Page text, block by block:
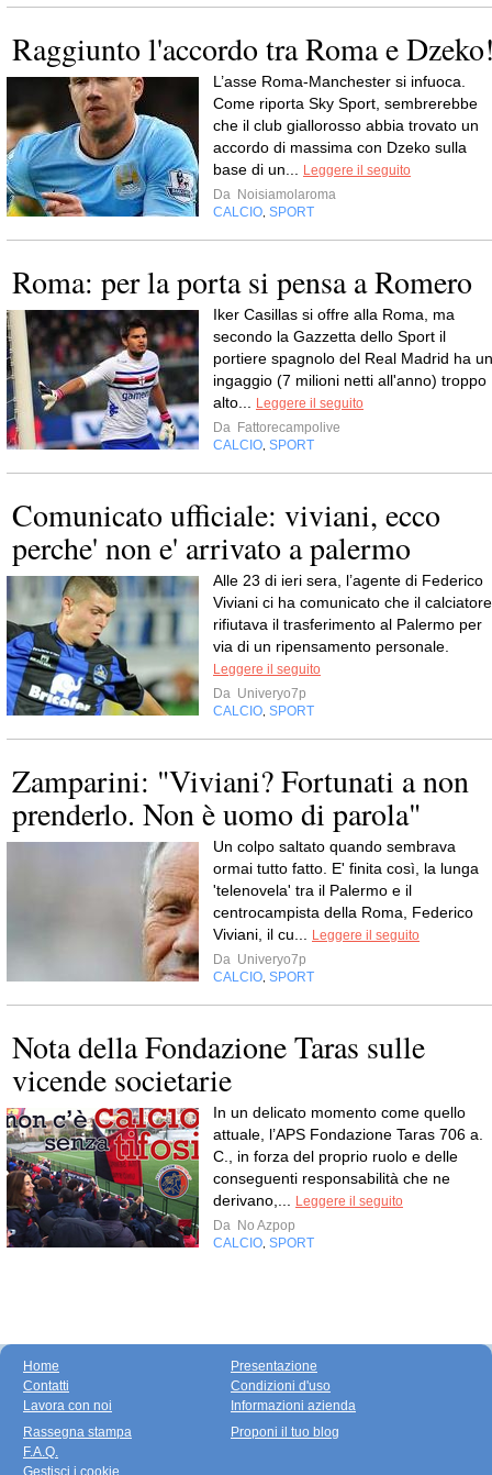
Raggiunto l'accordo tra Roma e
L’asse Roma-Manchester si infuoca.
Come riporta Sky Sport, sembrerebbe
che il club giallorosso abbia trovato un
accordo di massima con Dzeko sulla
base di un... Leggere il seguito
Da Noisiamolaroma
CALCIO, SPORT
Roma: per la porta si pensa a Romero
Iker Casillas si offre alla Roma, ma
secondo la Gazzetta dello Sport il
portiere spagnolo del Real Madrid ha un
ingaggio (7 milioni netti all'anno) troppo
alto... Leggere il seguito
Da Fattorecampolive
CALCIO, SPORT
Comunicato ufficiale: viviani, ecco
perche' non e' arrivato a palermo
Alle 23 di ieri sera, l’agente di Federico
Viviani ci ha comunicato che il calciatore
rifiutava il trasferimento al Palermo per
via di un ripensamento personale.
Leggere il seguito
Da Univeryo7p
CALCIO, SPORT
Zamparini: "Viviani? Fortunati a non
prenderlo. Non è uomo di parola"
Un colpo saltato quando sembrava
ormai tutto fatto. E' finita così, la lunga
'telenovela' tra il Palermo e il
centrocampista della Roma, Federico
Viviani, il cu... Leggere il seguito
Da Univeryo7p
CALCIO, SPORT
Nota della Fondazione Taras sulle
vicende societarie
In un delicato momento come quello
attuale, l’APS Fondazione Taras 706 a.
C., in forza del proprio ruolo e delle
conseguenti responsabilità che ne
derivano,... Leggere il seguito
Da No Azpop
CALCIO, SPORT
Home
Contatti
Lavora con noi
Presentazione
Condizioni d'uso
Informazioni azienda
Rassegna stampa
F.A.Q.
Proponi il tuo blog